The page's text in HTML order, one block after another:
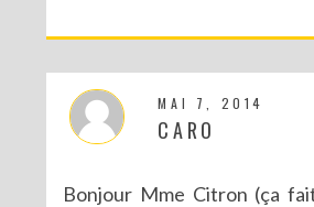
MAI 7, 2014
CARO
Bonjour Mme Citron (ça